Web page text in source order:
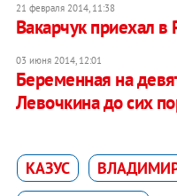
21 февраля 2014, 11:38
Вакарчук приехал в
03 июня 2014, 12:01
Беременная на
Левочкина до сих
КАЗУС